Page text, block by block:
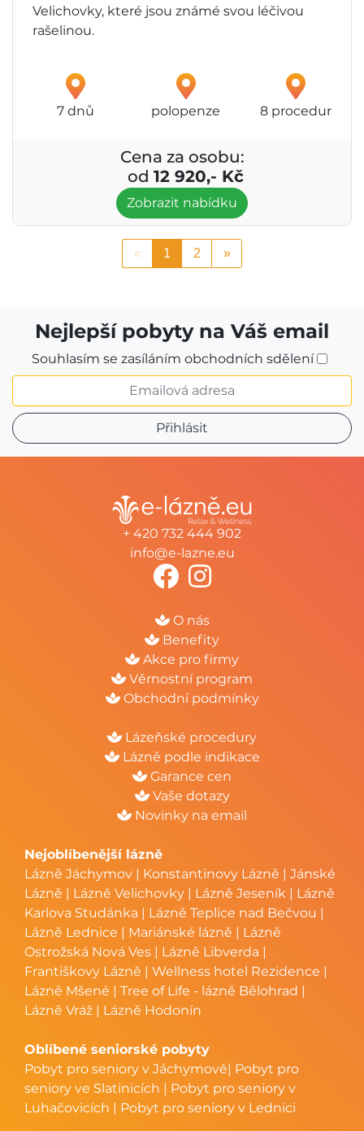
Velichovky, které jsou známé svou léčivou
rašelinou.
7 dnů polopenze 8 procedur
Cena za osobu:
od 12 920,- Kč
Zobrazit nabídku
« 1 2 »
Nejlepší pobyty na Váš email
Souhlasím se zasíláním obchodních sdělení
+ 420 732 444 902
info@e-lazne.eu
O nás
Benefity
Akce pro firmy
Věrnostní program
Obchodní podmínky
Lázeňské procedury
Lázně podle indikace
Garance cen
Vaše dotazy
Novinky na email
Nejoblíbenější lázně
Lázně Jáchymov | Konstantinovy Lázně | Jánské
Lázně | Lázně Velichovky | Lázně Jeseník | Lázně
Karlova Studánka | Lázně Teplice nad Bečvou |
Lázně Lednice | Mariánské lázně | Lázně
Ostrožská Nová Ves | Lázně Libverda |
Františkovy Lázně | Wellness hotel Rezidence |
Lázně Mšené | Tree of Life - lázně Bělohrad |
Lázně Vráž | Lázně Hodonín
Oblíbené seniorské pobyty
Pobyt pro seniory v Jáchymově| Pobyt pro
seniory ve Slatinicích | Pobyt pro seniory v
Luhačovicích | Pobyt pro seniory v Lednici